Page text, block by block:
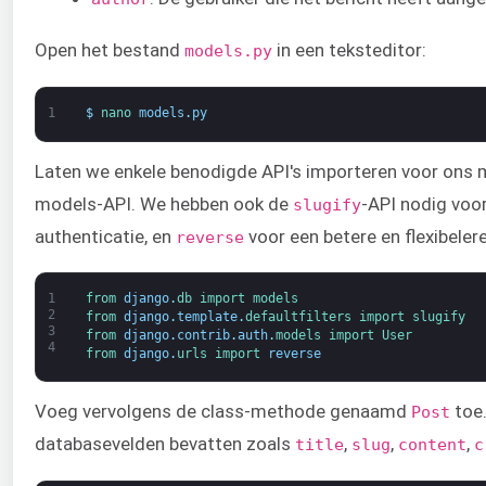
Open het bestand models.py in een teksteditor:
1 $ nano models . py
Laten we enkele benodigde API's importeren voor
models-API. We hebben ook de slugify-API nodig
authenticatie, en reverse voor een betere en
1
2
3
4
from django.db import models
from django.template.defaultfilters import
slugify
from django. contrib.auth.models import User
from django. urls import reverse
Voeg vervolgens de class-methode genaamd Post
databasevelden bevatten zoals title, slug, content,